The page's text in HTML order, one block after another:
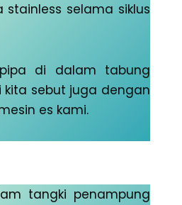
selama siklus
di dalam tabung
sebut juga dengan
es kami.
tangki penampung